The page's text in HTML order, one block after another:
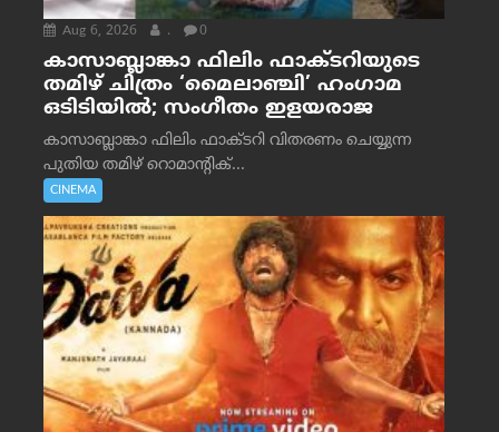
Aug 6, 2026 . 0
കാസാബ്ലാങ്കാ ഫിലിം ഫാക്ടറിയുടെ
തമിഴ് ചിത്രം ‘മൈലാഞ്ചി’ ഹംഗാമ
ഒടിടിയിൽ; സംഗീതം ഇളയരാജ
കാസാബ്ലാങ്കാ ഫിലിം ഫാക്ടറി വിതരണം ചെയ്യുന്ന
പുതിയ തമിഴ് റൊമാന്റിക്...
CINEMA